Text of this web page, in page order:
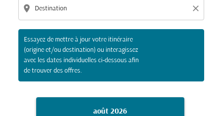
location_on close
Essayez de mettre à jour votre itinéraire
(origine et/ou destination) ou interagissez
avec les dates individuelles ci-dessous afin
de trouver des offres.
août 2026